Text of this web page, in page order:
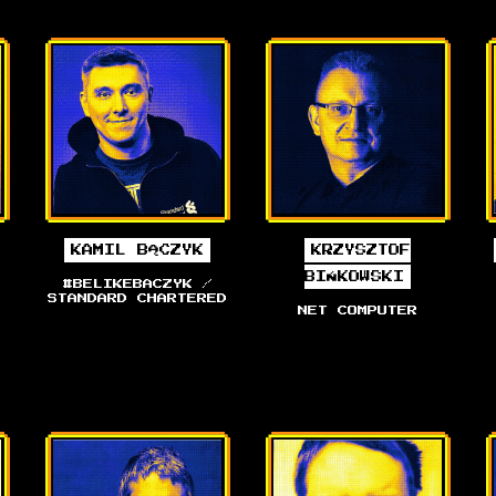
KAMIL BĄCZYK
#BELIKEBACZYK /
STANDARD CHARTERED
KRZYSZTOF
BIŃKOWSKI
NET COMPUTER